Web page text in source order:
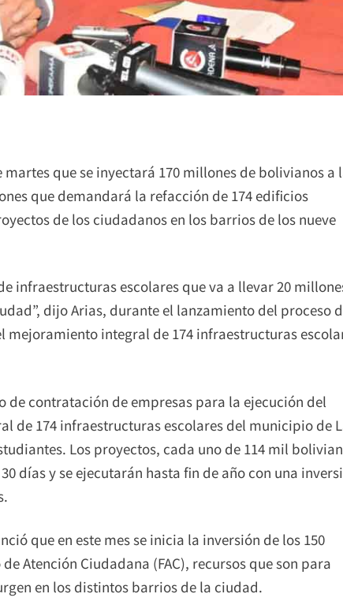
que se inyectará 170 millones de bolivianos a
que demandará la refacción de 174 edificios
de los ciudadanos en los barrios de los nueve
infraestructuras escolares que va a llevar 20
dijo Arias, durante el lanzamiento del proceso
mejoramiento integral de 174 infraestructuras
de contratación de empresas para la ejecución del
de 174 infraestructuras escolares del municipio de
Los proyectos, cada uno de 114 mil
días y se ejecutarán hasta fin de año con una
que en este mes se inicia la inversión de los 150
Atención Ciudadana (FAC), recursos que son para
en los distintos barrios de la ciudad.